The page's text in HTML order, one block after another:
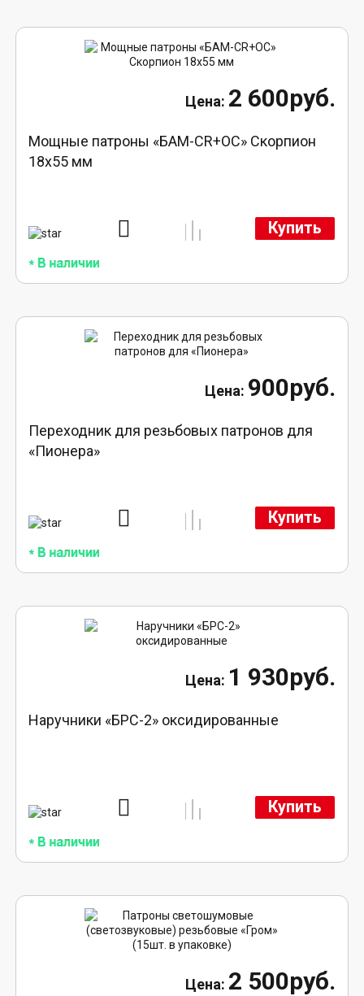
2 600руб.
Мощные патроны «БАМ-CR+ОС» Скорпион
18х55 мм
Купить
900руб.
Переходник для резьбовых патронов для
«Пионера»
Купить
1 930руб.
Наручники «БРС-2» оксидированные
Купить
2 500руб.